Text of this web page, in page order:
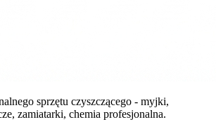
sprzętu czyszczącego - myjki,
zamiatarki, chemia profesjonalna.